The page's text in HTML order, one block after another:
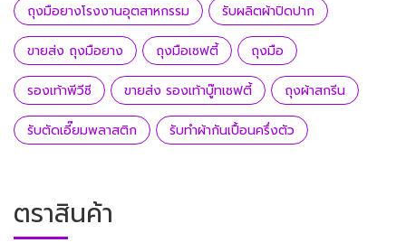
ถุงมือยางโรงงานอุตสาหกรรม รับผลิตผ้าปิดปาก
ขายส่ง ถุงมือยาง ถุงมือเซฟตี้ ถุงมือ
รองเท้าพีวีซี ขายส่ง รองเท้าบู๊ทเซฟตี้ ถุงผ้าสกรีน
รับตัดเอี๊ยมพลาสติก รับทำผ้ากันเปื้อนครึ่งตัว
ตราสินค้า